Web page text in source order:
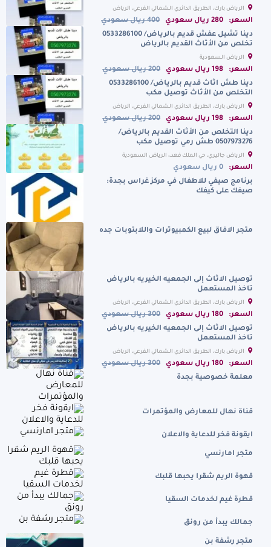
الرياض بارك، الطريق الدائري الشمالي الفرعي، الرياض
السعودية
السعر: 280 ريال سعودي
400 ريال سعودي
دينا تشيل عفش قديم بالرياض/ 0533286100
تخلص من الأثاث القديم بالرياض
السعر: 198 ريال سعودي
200 ريال سعودي
دينا طش اثاث قديم بالرياض/ 0533286100
التخلص من الأثاث توصيل مكب
الرياض بارك، الطريق الدائري الشمالي الفرعي، الرياض
السعودية
السعر: 198 ريال سعودي
200 ريال سعودي
دينا التخلص من الأثاث القديم بالرياض/
0507973276 طش رمي توصيل مكب
السعر:
0 ريال سعودي
برنامج صيفي للاطفال في مركز غراس بجدة:
صيفك على كيفك
متجر الافاق لبيع الكمبيوترات واللابتوبات جده
توصيل الاثاث إلى الجمعيه الخيريه بالرياض
تاخذ المستعمل
الرياض بارك، الطريق الدائري الشمالي الفرعي، الرياض
السعودية
السعر: 180 ريال سعودي
300 ريال سعودي
توصيل الاثاث إلى الجمعيه الخيريه بالرياض
تاخذ المستعمل
الرياض بارك، الطريق الدائري الشمالي الفرعي، الرياض
السعودية
السعر: 180 ريال سعودي
300 ريال سعودي
معلمة خصوصية بجدة
قناة نهال للمعارض والمؤتمرات
ايقونة فخر للدعاية والاعلان
متجر امارنسي
قهوة الريم شقرا يحبها قلبك
قطرة غيم لخدمات السقيا
جمالك يبدأ من رونق
متجر رشفة بن